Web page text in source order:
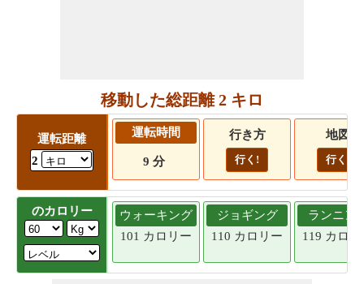
移動した総距離 2 キロ
運転距離
2
運転時間
9 分
行き方
行く!
地図
行く!
のカロリー
ウォーキング
101 カロリー
ジョギング
110 カロリー
ランニン
119 カロリ